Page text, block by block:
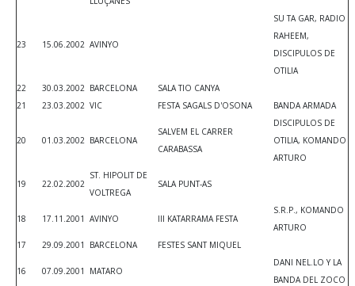
23 15.06.2002 AVINYO
SU TA GAR, RADIO
RAHEEM,
DISCIPULOS DE
OTILIA
22
30.03.2002 BARCELONA
SALA TIO CANYA
21
23.03.2002 VIC FESTA SAGALS D'OSONA BANDA ARMADA
20 01.03.2002 BARCELONA
SALVEM EL CARRER
CARABASSA
DISCIPULOS DE
OTILIA, KOMANDO
ARTURO
19 22.02.2002
ST. HIPOLIT DE
VOLTREGA
SALA PUNT-AS
18 17.11.2001 AVINYO III KATARRAMA FESTA
S.R.P., KOMANDO
ARTURO
17
29.09.2001 BARCELONA FESTES SANT MIQUEL
16 07.09.2001 MATARO
DANI NEL.LO Y LA
BANDA DEL ZOCO